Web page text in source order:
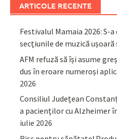
ARTICOLE RECENTE
Festivalul Mamaia 2026:
secțiunile de muzică ușoară
AFM refuză să își asume
dus în eroare numeroși
2026
Consiliul Județean
a pacienților cu Alzheimer
iulie 2026